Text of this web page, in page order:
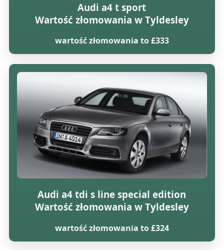
Audi a4 t sport
Wartość złomowania w Tyldesley
wartość złomowania to £333
Audi a4 tdi s line special edition
Wartość złomowania w Tyldesley
wartość złomowania to £324